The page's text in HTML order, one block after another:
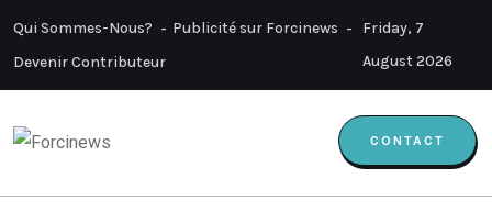
Qui Sommes-Nous?
Publicité sur Forcinews
Devenir Contributeur
Friday, 7
August 2026
CONTACT